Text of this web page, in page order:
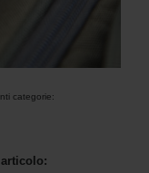
categorie: